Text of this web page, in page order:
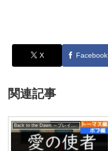
X Facebook
関連記事
Back to the Dawn ～ブレイク･ザ･アニマル･プリズン～